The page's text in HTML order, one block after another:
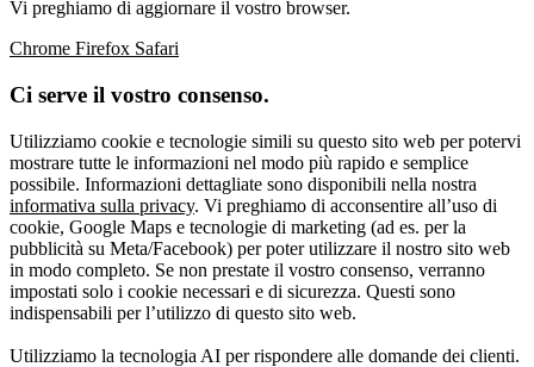
Vi preghiamo di aggiornare il vostro browser.
Chrome Firefox Safari
Ci serve il vostro consenso.
Utilizziamo cookie e tecnologie simili su questo sito web per potervi
mostrare tutte le informazioni nel modo più rapido e semplice
possibile. Informazioni dettagliate sono disponibili nella nostra
informativa sulla privacy. Vi preghiamo di acconsentire all’uso di
cookie, Google Maps e tecnologie di marketing (ad es. per la
pubblicità su Meta/Facebook) per poter utilizzare il nostro sito web
in modo completo. Se non prestate il vostro consenso, verranno
impostati solo i cookie necessari e di sicurezza. Questi sono
indispensabili per l’utilizzo di questo sito web.
Utilizziamo la tecnologia AI per rispondere alle domande dei clienti.